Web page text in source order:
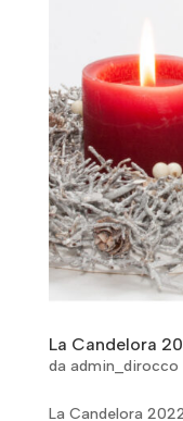
La Candelora
da admin_dirocco
La Candelora